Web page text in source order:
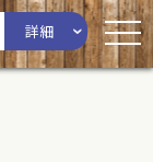
詳細